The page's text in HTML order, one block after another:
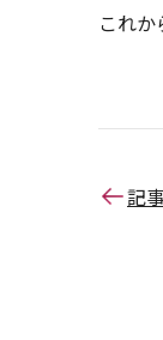
これ
記